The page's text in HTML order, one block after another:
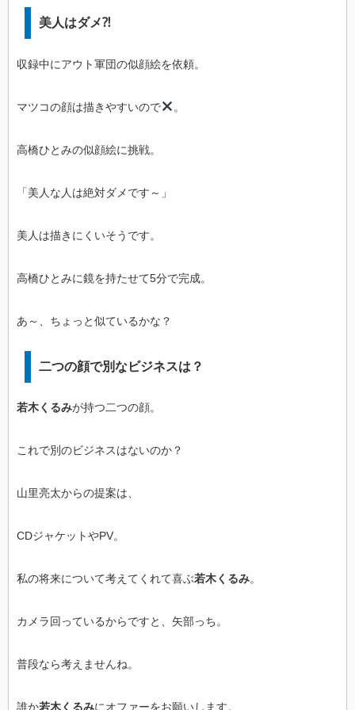
美人はダメ⁈
収録中にアウト軍団の似顔絵を依頼。
マツコの顔は描きやすいので 。
高橋ひとみの似顔絵に挑戦。
「美人な人は絶対ダメです～」
美人は描きにくいそうです。
高橋ひとみに鏡を持たせて5分で完成。
あ～、ちょっと似ているかな？
二つの顔で別なビジネスは？
若木くるみが持つ二つの顔。
これで別のビジネスはないのか？
山里亮太からの提案は、
CDジャケットやPV。
私の将来について考えてくれて喜ぶ若木くるみ。
カメラ回っているからですと、矢部っち。
普段なら考えませんね。
誰か若木くるみにオファーをお願いします。